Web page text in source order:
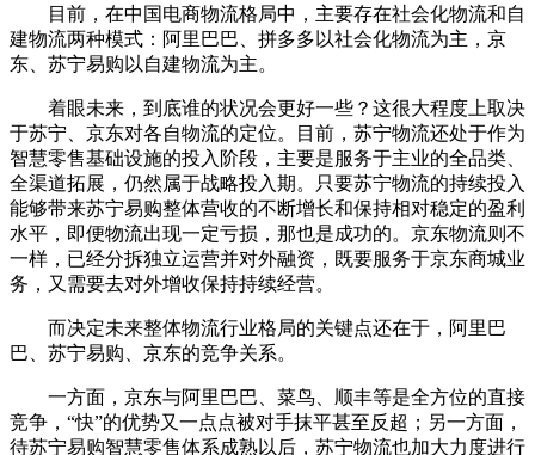
目前，在中国电商物流格局中，主要存在社会化物流和自
建物流两种模式：阿里巴巴、拼多多以社会化物流为主，京
东、苏宁易购以自建物流为主。
着眼未来，到底谁的状况会更好一些？这很大程度上取决
于苏宁、京东对各自物流的定位。目前，苏宁物流还处于作为
智慧零售基础设施的投入阶段，主要是服务于主业的全品类、
全渠道拓展，仍然属于战略投入期。只要苏宁物流的持续投入
能够带来苏宁易购整体营收的不断增长和保持相对稳定的盈利
水平，即便物流出现一定亏损，那也是成功的。京东物流则不
一样，已经分拆独立运营并对外融资，既要服务于京东商城业
务，又需要去对外增收保持持续经营。
而决定未来整体物流行业格局的关键点还在于，阿里巴
巴、苏宁易购、京东的竞争关系。
一方面，京东与阿里巴巴、菜鸟、顺丰等是全方位的直接
竞争，“快”的优势又一点点被对手抹平甚至反超；另一方面，
待苏宁易购智慧零售体系成熟以后，苏宁物流也加大力度进行